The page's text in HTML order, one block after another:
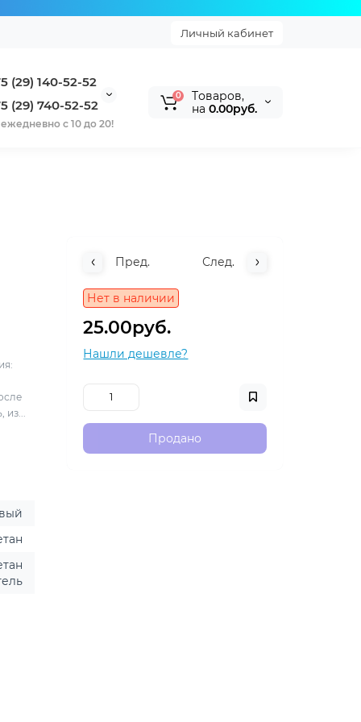
Личный кабинет
(29) 140-52-52
(29) 740-52-52
с 10 до 20!
0
Tоваров,
на 0.00руб.
Пред. След.
Нет в наличии
25.00руб.
Нашли дешевле?
Продано